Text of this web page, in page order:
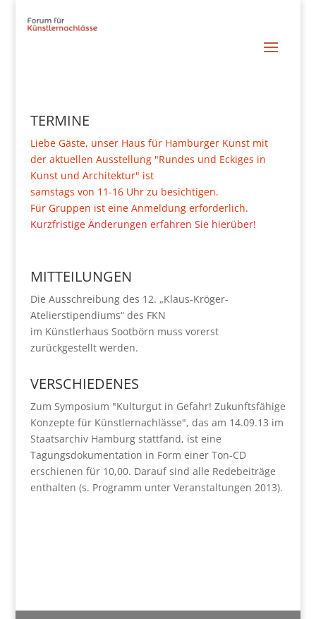
TERMINE
Liebe Gäste, unser Haus für Hamburger Kunst mit
der aktuellen Ausstellung "Rundes und Eckiges in
Kunst und Architektur" ist
samstags von 11-16 Uhr zu besichtigen.
Für Gruppen ist eine Anmeldung erforderlich.
Kurzfristige Änderungen erfahren Sie hierüber!
MITTEILUNGEN
Die Ausschreibung des 12. „Klaus-Kröger-
Atelierstipendiums“ des FKN
im Künstlerhaus Sootbörn muss vorerst
zurückgestellt werden.
VERSCHIEDENES
Zum Symposium "Kulturgut in Gefahr! Zukunftsfähige
Konzepte für Künstlernachlässe", das am 14.09.13 im
Staatsarchiv Hamburg stattfand, ist eine
Tagungsdokumentation in Form einer Ton-CD
erschienen für 10,00. Darauf sind alle Redebeiträge
enthalten (s. Programm unter Veranstaltungen 2013).